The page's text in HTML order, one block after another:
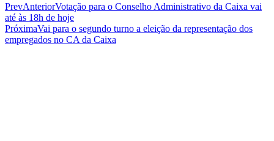
PrevAnteriorVotação para o Conselho Administrativo da Caixa vai
até às 18h de hoje
PróximaVai para o segundo turno a eleição da representação dos
empregados no CA da Caixa